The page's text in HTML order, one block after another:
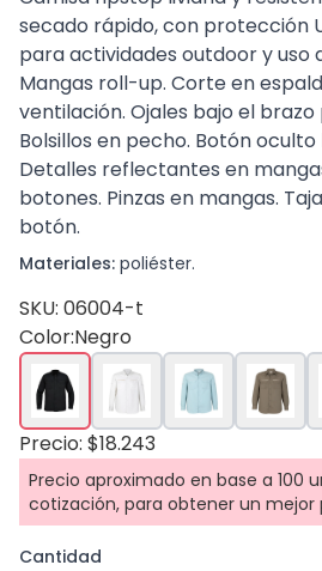
secado rápido, con protección
para actividades outdoor y uso
Mangas roll-up. Corte en
ventilación. Ojales bajo el
Bolsillos en pecho. Botón oculto
Detalles reflectantes en
botones. Pinzas en mangas.
botón.
Materiales: poliéster.
SKU: 06004-t
Color:Negro
Precio: $18.243
Precio aproximado en base a 100
cotización, para obtener un mejor
Cantidad